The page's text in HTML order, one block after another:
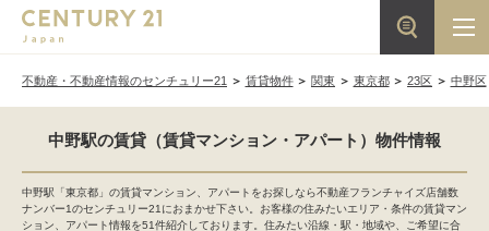
不動産・不動産情報のセンチュリー21 賃貸物件 関東 東京都 23区 中野区
中野駅の賃貸（賃貸マンション・アパート）物件情報
中野駅「東京都」の賃貸マンション、アパートをお探しなら不動産フランチャイズ店舗数
ナンバー1のセンチュリー21におまかせ下さい。お客様の住みたいエリア・条件の賃貸マン
ション、アパート情報を51件紹介しております。住みたい沿線・駅・地域や、ご希望に合